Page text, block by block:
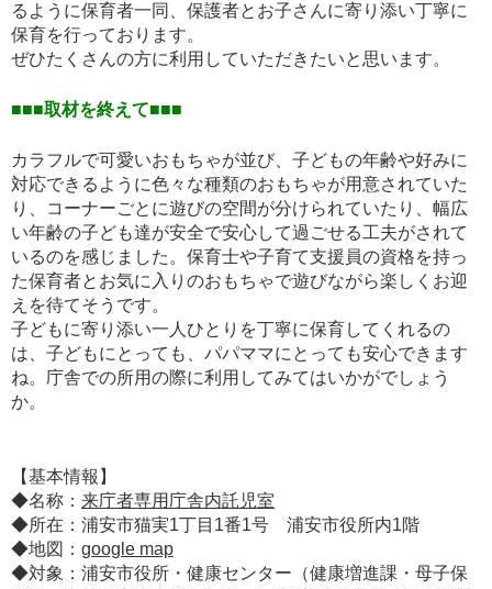
るように保育者一同、保護者とお子さんに寄り添い丁寧に
保育を行っております。
ぜひたくさんの方に利用していただきたいと思います。
■■■取材を終えて■■■
カラフルで可愛いおもちゃが並び、子どもの年齢や好みに
対応できるように色々な種類のおもちゃが用意されていた
り、コーナーごとに遊びの空間が分けられていたり、幅広
い年齢の子ども達が安全で安心して過ごせる工夫がされて
いるのを感じました。保育士や子育て支援員の資格を持っ
た保育者とお気に入りのおもちゃで遊びながら楽しくお迎
えを待てそうです。
子どもに寄り添い一人ひとりを丁寧に保育してくれるの
は、子どもにとっても、パパママにとっても安心できます
ね。庁舎での所用の際に利用してみてはいかがでしょう
か。
【基本情報】
◆名称： 来庁者専用庁舎内託児室
◆所在：浦安市猫実1丁目1番1号 浦安市役所内1階
◆地図： google map
◆対象：浦安市役所・健康センター（健康増進課・母子保